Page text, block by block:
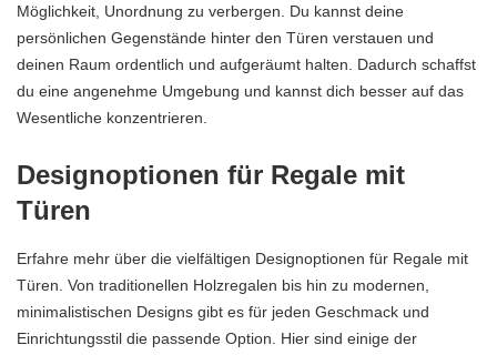
Möglichkeit, Unordnung zu verbergen. Du kannst deine
persönlichen Gegenstände hinter den Türen verstauen und
deinen Raum ordentlich und aufgeräumt halten. Dadurch schaffst
du eine angenehme Umgebung und kannst dich besser auf das
Wesentliche konzentrieren.
Designoptionen für Regale mit
Türen
Erfahre mehr über die vielfältigen Designoptionen für Regale mit
Türen. Von traditionellen Holzregalen bis hin zu modernen,
minimalistischen Designs gibt es für jeden Geschmack und
Einrichtungsstil die passende Option. Hier sind einige der